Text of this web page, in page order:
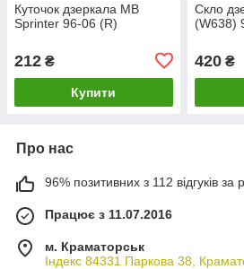
Куточок дзеркала MB
Sprinter 96-06 (R)
212 ₴
Купити
Скло
(W638)
420₴
Про нас
96% позитивних з 112 відгуків за
Працює з 11.07.2016
м. Краматорськ
Індекс 84331 Паркова 38,